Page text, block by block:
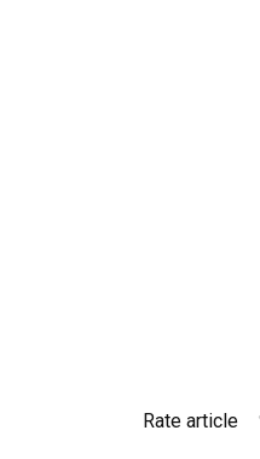
Rate article